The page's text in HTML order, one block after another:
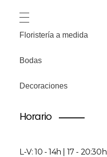
Floristería a medida
Bodas
Decoraciones
Horario
L-V: 10 - 14h | 17 - 20:30h